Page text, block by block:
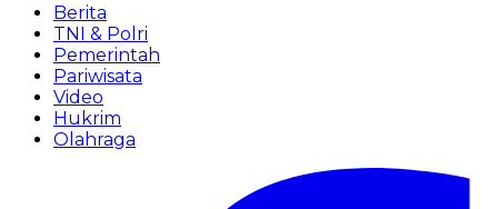
Berita
TNI & Polri
Pemerintah
Pariwisata
Video
Hukrim
Olahraga